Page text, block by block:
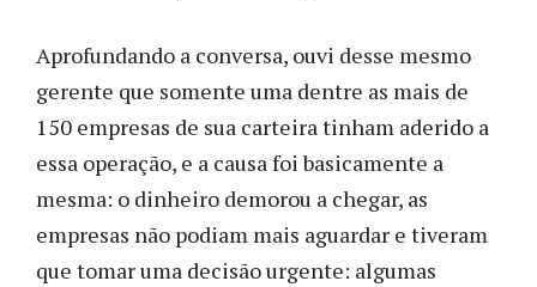
Aprofundando a conversa, ouvi desse mesmo
gerente que somente uma dentre as mais de
150 empresas de sua carteira tinham aderido a
essa operação, e a causa foi basicamente a
mesma: o dinheiro demorou a chegar, as
empresas não podiam mais aguardar e tiveram
que tomar uma decisão urgente: algumas